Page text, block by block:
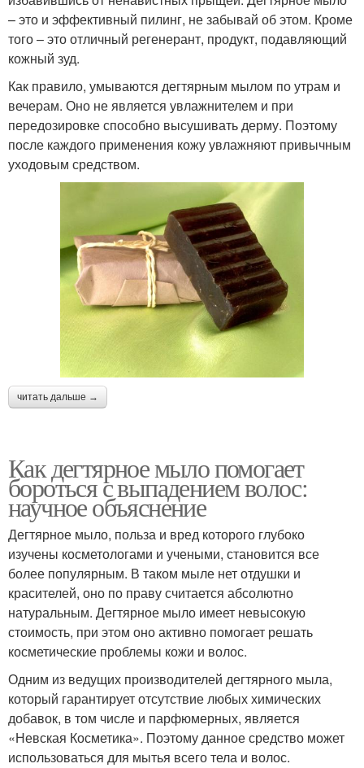
– это и эффективный пилинг, не забывай об этом. Кроме
того – это отличный регенерант, продукт, подавляющий
кожный зуд.
Как правило, умываются дегтярным мылом по утрам и
вечерам. Оно не является увлажнителем и при
передозировке способно высушивать дерму. Поэтому
после каждого применения кожу увлажняют привычным
уходовым средством.
читать дальше →
Как дегтярное мыло помогает
бороться с выпадением волос:
научное объяснение
Дегтярное мыло, польза и вред которого глубоко
изучены косметологами и учеными, становится все
более популярным. В таком мыле нет отдушки и
красителей, оно по праву считается абсолютно
натуральным. Дегтярное мыло имеет невысокую
стоимость, при этом оно активно помогает решать
косметические проблемы кожи и волос.
Одним из ведущих производителей дегтярного мыла,
который гарантирует отсутствие любых химических
добавок, в том числе и парфюмерных, является
«Невская Косметика». Поэтому данное средство может
использоваться для мытья всего тела и волос.